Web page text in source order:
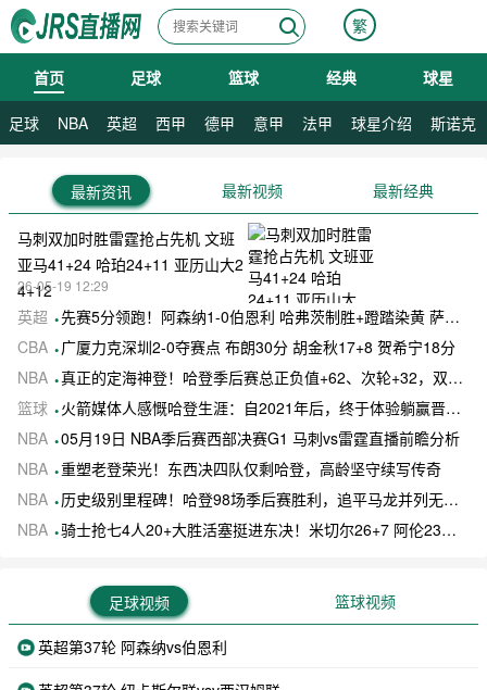
繁
首页 足球 篮球 经典 球星
足球 NBA 英超 西甲 德甲 意甲 法甲 球星介绍 斯诺克
最新资讯 最新视频 最新经典
马刺双加时胜雷霆抢占先机 文班
亚马41+24 哈珀24+11 亚历山大2
4+12
26-05-19 12:29
英超
先赛5分领跑！阿森纳1-0伯恩利 哈弗茨制胜+蹬踏染黄 萨卡献助攻
CBA
广厦力克深圳2-0夺赛点 布朗30分 胡金秋17+8 贺希宁18分
NBA 真正的定海神登！哈登季后赛总正负值+62、次轮+32，双数据领跑骑士全队
篮球
火箭媒体人感慨哈登生涯：自2021年后，终于体验躺赢晋级滋味
NBA 05月19日 NBA季后赛西部决赛G1 马刺vs雷霆直播前瞻分析
NBA 重塑老登荣光！东西决四队仅剩哈登，高龄坚守续写传奇
NBA
历史级别里程碑！哈登98场季后赛胜利，追平马龙并列无冠球员历史第一
NBA 骑士抢七4人20+大胜活塞挺进东决！米切尔26+7 阿伦23分 梅里尔23分 詹金斯17分
足球视频 篮球视频
英超第37轮 阿森纳vs伯恩利
08月09日 星期日